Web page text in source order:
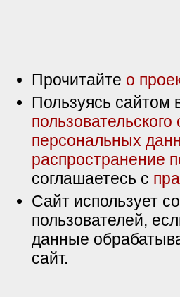
Прочитайте о
Пользуясь сайтом
персональных
распространение
соглашаетесь с
Сайт использует
пользователей,
данные
сайт.